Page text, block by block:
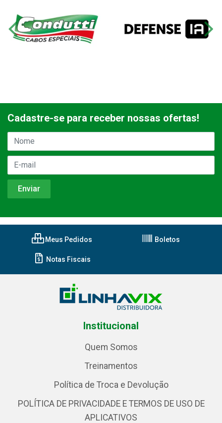
Cadastre-se para receber nossas ofertas!
Meus Pedidos Boletos
Notas Fiscais
Institucional
Quem Somos
Treinamentos
Política de Troca e Devolução
POLÍTICA DE PRIVACIDADE E TERMOS DE USO DE
APLICATIVOS